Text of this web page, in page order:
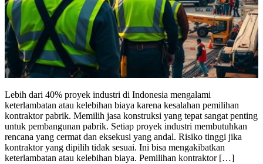
Lebih dari 40% proyek industri di Indonesia mengalami
keterlambatan atau kelebihan biaya karena kesalahan pemilihan
kontraktor pabrik. Memilih jasa konstruksi yang tepat sangat penting
untuk pembangunan pabrik. Setiap proyek industri membutuhkan
rencana yang cermat dan eksekusi yang andal. Risiko tinggi jika
kontraktor yang dipilih tidak sesuai. Ini bisa mengakibatkan
keterlambatan atau kelebihan biaya. Pemilihan kontraktor […]